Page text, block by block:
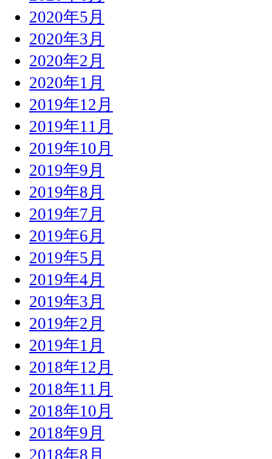
2020年5月
2020年3月
2020年2月
2020年1月
2019年12月
2019年11月
2019年10月
2019年9月
2019年8月
2019年7月
2019年6月
2019年5月
2019年4月
2019年3月
2019年2月
2019年1月
2018年12月
2018年11月
2018年10月
2018年9月
2018年8月